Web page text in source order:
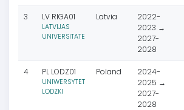
3 LV RIGA01
LATVIJAS
UNIVERSITATE
Latvia
2022-
2023 →
2027-
2028
4 PL LODZ01
UNIWERSYTET
LODZKI
Poland
2024-
2025 →
2027-
2028